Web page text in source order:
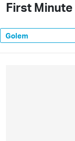
First Minute
Golem